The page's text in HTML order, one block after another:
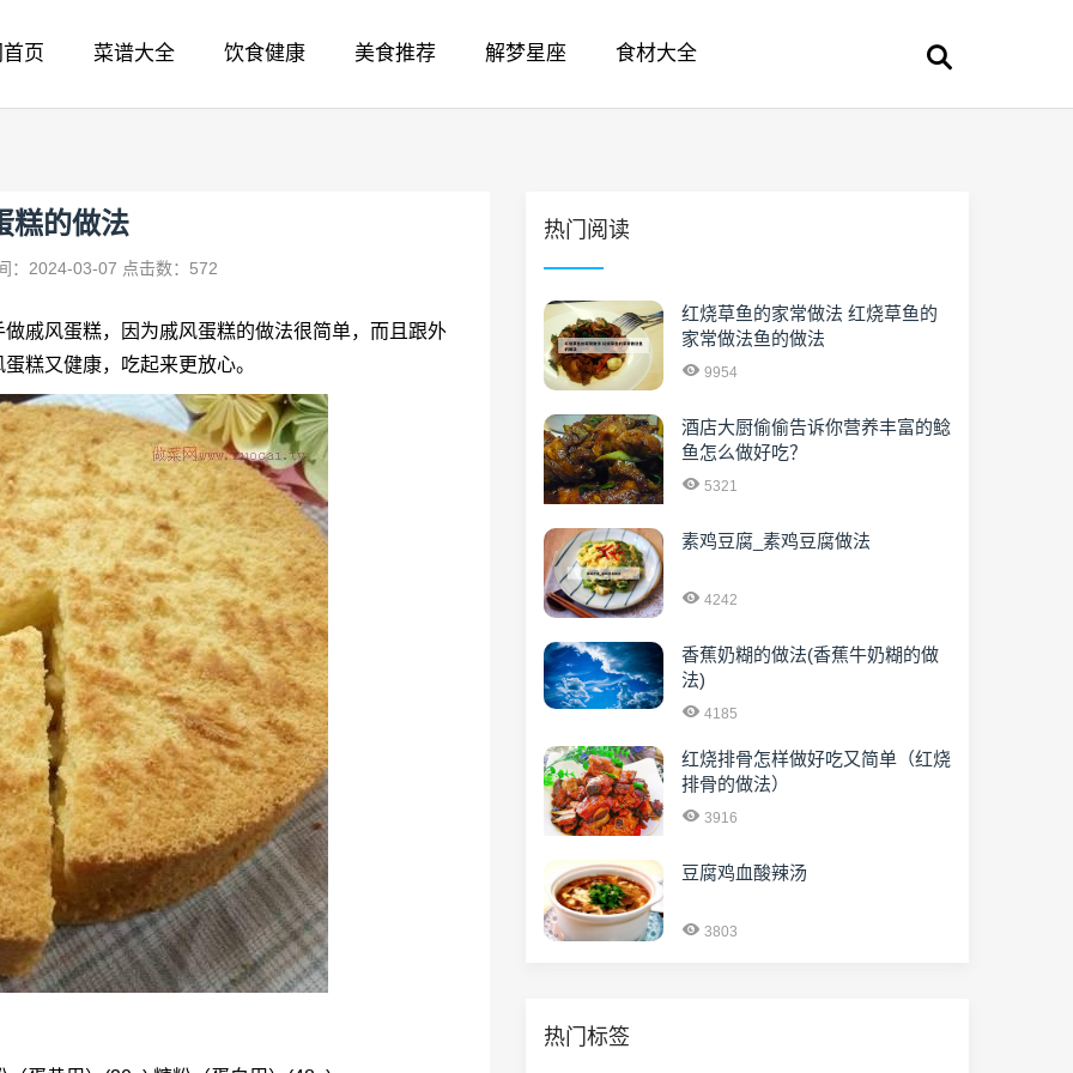
页 菜谱大全 饮食健康 美食推荐 解梦星座 食材大全
糕的做法
：2024-03-07 点击数：572
戚风蛋糕，因为戚风蛋糕的做法很简单，而且跟外
糕又健康，吃起来更放心。
热门阅读
红烧草鱼的家常做法 红烧草鱼的
家常做法鱼的做法
9954
酒店大厨偷偷告诉你营养丰富的鲶
鱼怎么做好吃？
5321
素鸡豆腐_素鸡豆腐做法
4242
香蕉奶糊的做法(香蕉牛奶糊的做
法)
4185
红烧排骨怎样做好吃又简单（红烧
排骨的做法）
3916
豆腐鸡血酸辣汤
3803
热门标签